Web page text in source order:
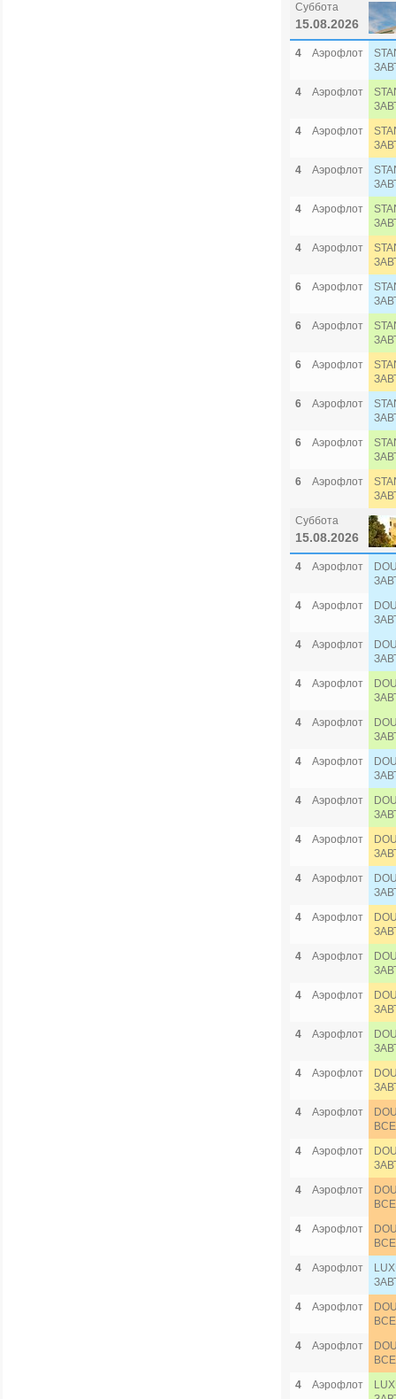
Суббота
15.08.2026
4 Аэрофлот
4
Аэрофлот
4
Аэрофлот
4
Аэрофлот
4
Аэрофлот
4
Аэрофлот
6
Аэрофлот
6
Аэрофлот
6
Аэрофлот
6
Аэрофлот
6
Аэрофлот
6
Аэрофлот
Суббота
15.08.2026
4 Аэрофлот
4
Аэрофлот
4
Аэрофлот
4
Аэрофлот
4
Аэрофлот
4
Аэрофлот
4
Аэрофлот
4
Аэрофлот
4
Аэрофлот
4
Аэрофлот
4
Аэрофлот
4
Аэрофлот
4
Аэрофлот
4
Аэрофлот
4
Аэрофлот
4
Аэрофлот
4
Аэрофлот
4
Аэрофлот
4
Аэрофлот
4
Аэрофлот
4
Аэрофлот
4
Аэрофлот